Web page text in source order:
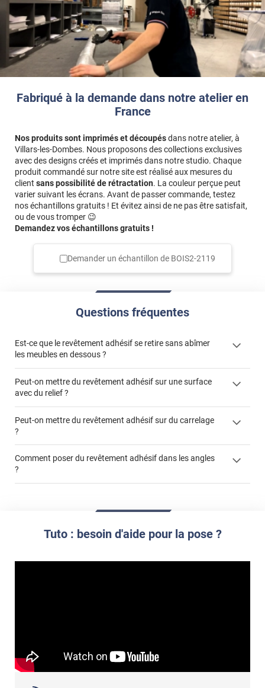
Fabriqué à la demande dans notre atelier en
France
Nos produits sont imprimés et découpésdans notre atelier, à
Villars-les-Dombes. Nous proposons des collections exclusives
avec des designs créés et imprimés dans notre studio. Chaque
produit commandé sur notre site est réalisé aux mesures du
client sans possibilité de rétractation. La couleur perçue peut
varier suivant les écrans. Avant de passer commande, testez
nos échantillons gratuits ! Et évitez ainsi de ne pas être satisfait,
ou de vous tromper 😉
Demandez vos échantillons gratuits !
Demander un échantillon de BOIS2-2119
Questions fréquentes
Est-ce que le revêtement adhésif se retire sans abîmer
les meubles en dessous ?
colle
Peut-on mettre du revêtement adhésif sur une surface
avec du relief ?
Peut-on mettre du revêtement adhésif sur du carrelage
?
Commander à la taille des carreaux et réappliquer un joint
propre par dessus
Comment poser du revêtement adhésif dans les angles
?
des bords aux dimensions saisies.
Exemple : pour une façade de60 x 80 cm avec des bords de2
cm, vous devez saisir64 x 84 cm (60+2+2 et 80+2+2).
Tuto : besoin d'aide pour la pose ?